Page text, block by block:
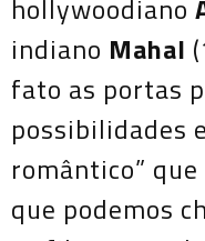
hollywoodiano
indiano Mahal
fato as portas
possibilidades
romântico”
que podemos